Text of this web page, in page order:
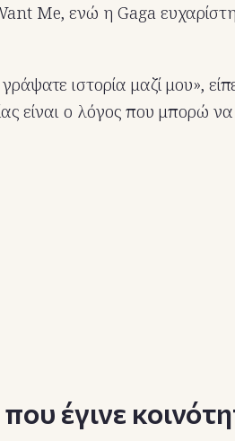
Me, ενώ η Gaga
ιστορία μαζί μου»,
είναι ο λόγος που μπορώ
έγινε